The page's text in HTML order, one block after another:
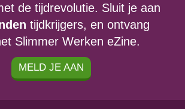
de tijdrevolutie. Sluit je aan
tijdkrijgers, en ontvang
Slimmer Werken eZine.
MELD JE AAN